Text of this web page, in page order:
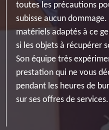
toutes les précautions
subisse aucun
matériels adaptés à ce
si les objets à récupérer
Son équipe très
prestation qui ne vous
pendant les heures de
sur ses offres de services.